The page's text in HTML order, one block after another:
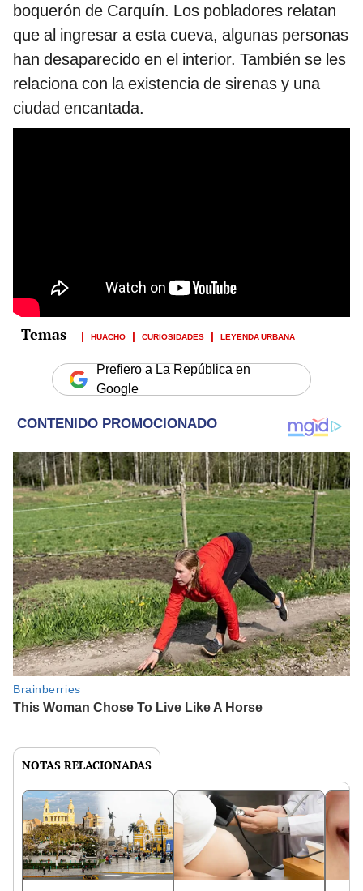
boquerón de Carquín. Los pobladores relatan
que al ingresar a esta cueva, algunas personas
han desaparecido en el interior. También se les
relaciona con la existencia de sirenas y una
ciudad encantada.
HUACHO CURIOSIDADES LEYENDA URBANA
Prefiero a La República en
Google
NOTAS RELACIONADAS